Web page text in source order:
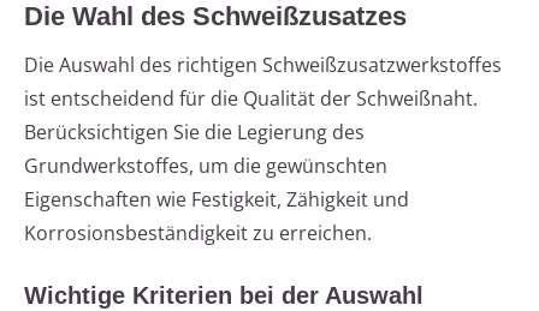
Die Wahl des Schweißzusatzes
Die Auswahl des richtigen Schweißzusatzwerkstoffes
ist entscheidend für die Qualität der Schweißnaht.
Berücksichtigen Sie die Legierung des
Grundwerkstoffes, um die gewünschten
Eigenschaften wie Festigkeit, Zähigkeit und
Korrosionsbeständigkeit zu erreichen.
Wichtige Kriterien bei der Auswahl